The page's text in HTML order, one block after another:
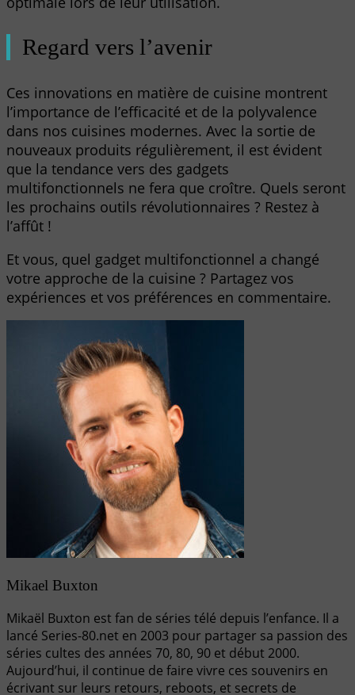
Regard vers l’avenir
Ces innovations en matière de cuisine montrent
l’importance de l’efficacité et de la polyvalence
dans nos cuisines modernes. Avec la sortie de
nouveaux produits régulièrement, il est évident
que la tendance vers des gadgets
multifonctionnels ne fera que croître. Quels seront
les prochains outils révolutionnaires ? Restez à
l’affût !
Et vous, quel gadget multifonctionnel a changé
votre approche de la cuisine ? Partagez vos
expériences et vos préférences en commentaire.
Mikael Buxton
Mikaël Buxton est fan de séries télé depuis l’enfance. Il a
lancé Series-80.net en 2003 pour partager sa passion des
séries cultes des années 70, 80, 90 et début 2000.
Aujourd’hui, il continue de faire vivre ces souvenirs en
écrivant sur leurs retours, reboots, et secrets de